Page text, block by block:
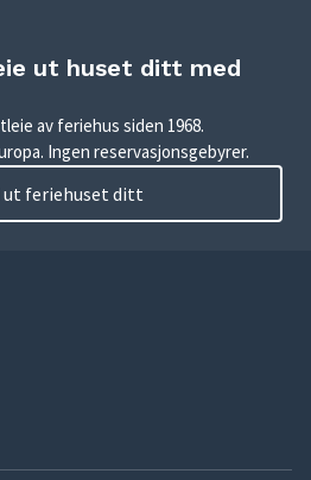
ut huset ditt med
av feriehus siden 1968.
Ingen reservasjonsgebyrer.
ut feriehuset ditt